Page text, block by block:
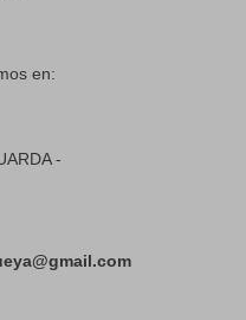
en:
-